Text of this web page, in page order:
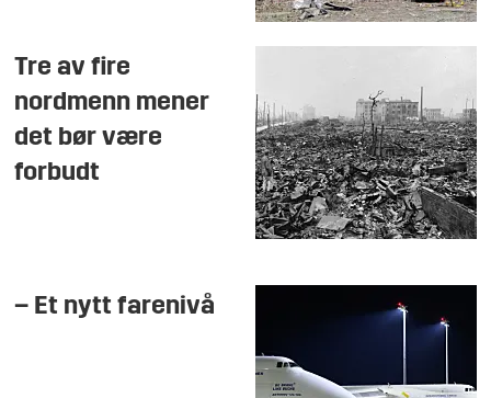
Tre av fire
nordmenn mener
det bør være
forbudt
– Et nytt farenivå